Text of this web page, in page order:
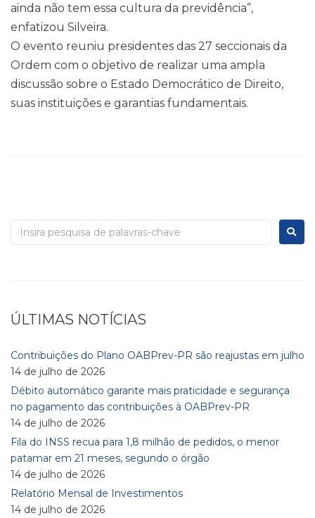
ainda não tem essa cultura da previdência”,
enfatizou Silveira.
O evento reuniu presidentes das 27 seccionais da
Ordem com o objetivo de realizar uma ampla
discussão sobre o Estado Democrático de Direito,
suas instituições e garantias fundamentais.
ÚLTIMAS NOTÍCIAS
Contribuições do Plano OABPrev-PR são reajustas em julho
14 de julho de 2026
Débito automático garante mais praticidade e segurança
no pagamento das contribuições à OABPrev-PR
14 de julho de 2026
Fila do INSS recua para 1,8 milhão de pedidos, o menor
patamar em 21 meses, segundo o órgão
14 de julho de 2026
Relatório Mensal de Investimentos
14 de julho de 2026